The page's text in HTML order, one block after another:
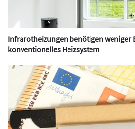
Infrarotheizungen benötigen weniger
konventionelles Heizsystem